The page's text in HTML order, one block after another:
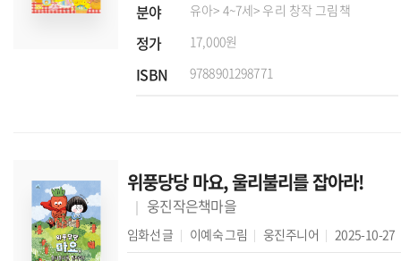
분야 유아> 4~7세> 우리 창작 그림책
정가 17,000원
ISBN 9788901298771
위풍당당 마요, 울리불리를 잡아라!
웅진작은책마을
임화선 글 이예숙그림 웅진주니어 2025-10-27